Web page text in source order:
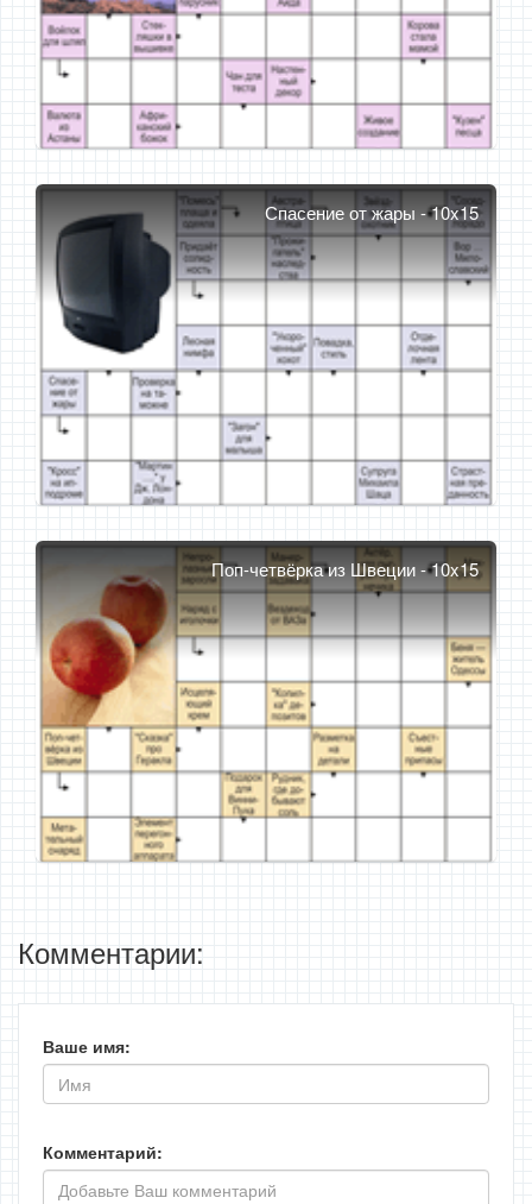
Спасение от жары - 10x15
Поп-четвёрка из Швеции - 10x15
Комментарии:
Ваше имя:
Комментарий: